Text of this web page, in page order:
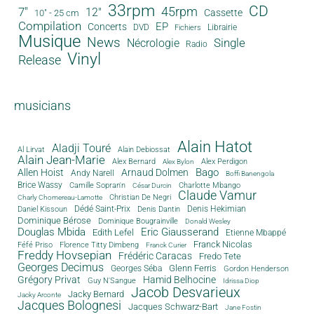
7" 10" - 25 cm 12" 33rpm 45rpm Cassette CD
Compilation Concerts DVD EP Fichiers Librairie
Musique News Nécrologie Radio Single
Release Vinyl
musicians
Al Lirvat Aladji Touré Alain Debiossat Alain Hatot
Alain Jean-Marie Alex Bernard Alex Bylon Alex Perdigon
Allen Hoist Andy Narell Arnaud Dolmen Bago Boffi Banengola
Brice Wassy Camille Sopran'n César Durcin Charlotte Mbango
Charly Chomereau-Lamotte Christian De Negri Claude Vamur
Daniel Kissoun Dédé Saint-Prix Denis Dantin Denis Hekimian
Dominique Bérose Dominique Bougrainville Donald Wesley
Douglas Mbida Edith Lefel Eric Giausserand Etienne Mbappé
Féfé Priso Florence Titty Dimbeng Franck Curier Franck Nicolas
Freddy Hovsepian Frédéric Caracas Fredo Tete
Georges Decimus Georges Séba Glenn Ferris Gordon Henderson
Grégory Privat Guy N'Sangue Hamid Belhocine
Idrissa Diop
Jacky Arconte
Jacky Bernard Jacob Desvarieux
Jacques Bolognesi Jacques Schwarz-Bart Jane Fostin